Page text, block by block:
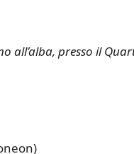
all’alba, presso il